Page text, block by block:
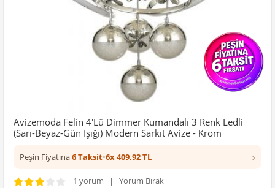
Avizemoda Felin 4'Lü Dimmer Kumandalı 3 Renk Ledli
(Sarı-Beyaz-Gün Işığı) Modern Sarkıt Avize - Krom
Peşin Fiyatına6 Taksit•6x 409,92 TL ›
1 yorum | Yorum Bırak